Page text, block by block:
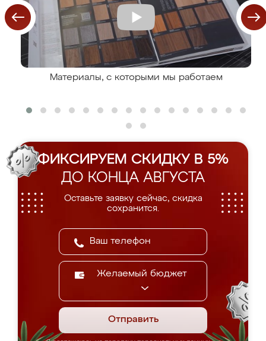
Материалы, с которыми мы работаем
ФИКСИРУЕМ СКИДКУ В 5%
ДО КОНЦА АВГУСТА
Оставьте заявку сейчас, скидка
сохранится.
Желаемый бюджет
Отправить